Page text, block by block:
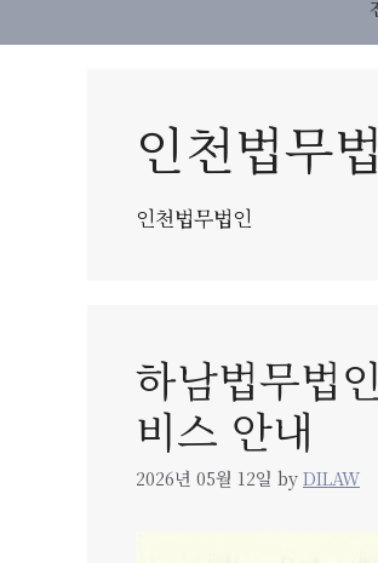
인천법무
인천법무법인
하남법무법
비스 안내
2026년 05월 12일 byDILAW